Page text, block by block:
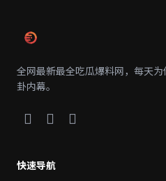
全网最新最全吃瓜爆料网，每天
卦内幕。
快速导航